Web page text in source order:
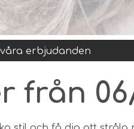
våra erbjudanden
från